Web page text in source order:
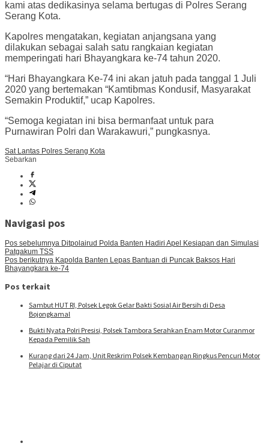
kami atas dedikasinya selama bertugas di Polres Serang
Serang Kota.
Kapolres mengatakan, kegiatan anjangsana yang
dilakukan sebagai salah satu rangkaian kegiatan
memperingati hari Bhayangkara ke-74 tahun 2020.
“Hari Bhayangkara Ke-74 ini akan jatuh pada tanggal 1 Juli
2020 yang bertemakan “Kamtibmas Kondusif, Masyarakat
Semakin Produktif,” ucap Kapolres.
“Semoga kegiatan ini bisa bermanfaat untuk para
Purnawiran Polri dan Warakawuri,” pungkasnya.
Sat Lantas Polres Serang Kota
Sebarkan
Navigasi pos
Pos sebelumnya Ditpolairud Polda Banten Hadiri Apel Kesiapan dan Simulasi
Patgakum TSS
Pos berikutnya Kapolda Banten Lepas Bantuan di Puncak Baksos Hari
Bhayangkara ke-74
Pos terkait
Sambut HUT RI, Polsek Legok Gelar Bakti Sosial Air Bersih di Desa
Bojongkamal
Bukti Nyata Polri Presisi, Polsek Tambora Serahkan Enam Motor Curanmor
Kepada Pemilik Sah
Kurang dari 24 Jam, Unit Reskrim Polsek Kembangan Ringkus Pencuri Motor
Pelajar di Ciputat